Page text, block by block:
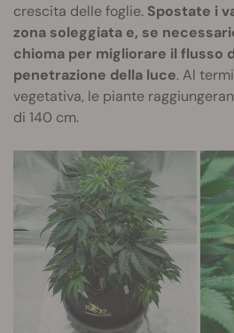
crescita delle foglie. Spostate i
zona soleggiata e, se
chioma per migliorare il flusso
penetrazione della luce. Al
vegetativa, le piante
di 140 cm.